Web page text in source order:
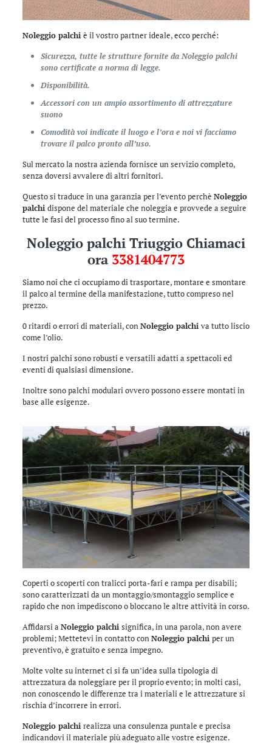
Noleggio palchi è il vostro partner ideale, ecco perché:
Sicurezza, tutte le strutture fornite da Noleggio palchi
sono certificate a norma di legge.
Disponibilità.
Accessori con un ampio assortimento di attrezzature
suono
Comodità voi indicate il luogo e l’ora e noi vi facciamo
trovare il palco pronto all’uso.
Sul mercato la nostra azienda fornisce un servizio completo,
senza doversi avvalere di altri fornitori.
Questo si traduce in una garanzia per l’evento perchè Noleggio
palchi dispone del materiale che noleggia e provvede a seguire
tutte le fasi del processo fino al suo termine.
Noleggio palchi Triuggio Chiamaci
ora 3381404773
Siamo noi che ci occupiamo di trasportare, montare e smontare
il palco al termine della manifestazione, tutto compreso nel
prezzo.
0 ritardi o errori di materiali, conNoleggio palchi va tutto liscio
come l’olio.
I nostri palchi sono robusti e versatili adatti a spettacoli ed
eventi di qualsiasi dimensione.
Inoltre sono palchi modulari ovvero possono essere montati in
base alle esigenze.
Coperti o scoperti con tralicci porta-fari e rampa per disabili;
sono caratterizzati da un montaggio/smontaggio semplice e
rapido che non impediscono o bloccano le altre attività in corso.
Affidarsi a Noleggio palchi significa, in una parola, non avere
problemi; Mettetevi in contatto conNoleggio palchi per un
preventivo, è gratuito e senza impegno.
Molte volte su internet ci si fa un’idea sulla tipologia di
attrezzatura da noleggiare per il proprio evento; in molti casi,
non conoscendo le differenze tra i materiali e le attrezzature si
rischia d’incorrere in errori.
Noleggio palchi realizza una consulenza puntale e precisa
indicandovi il materiale più adeguato alle vostre esigenze.